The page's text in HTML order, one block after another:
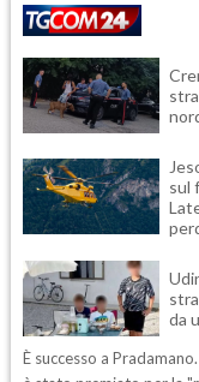
sul
da
È successo a